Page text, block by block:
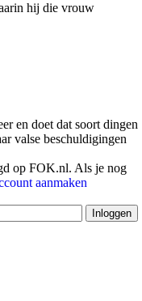
hij die vrouw
en doet dat soort dingen
valse beschuldigingen
op FOK.nl. Als je nog
aanmaken